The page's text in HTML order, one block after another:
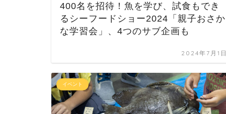
400名を招待！魚を学び、試食もでき
るシーフードショー2024「親子おさか
な学習会」、4つのサブ企画も
2024年7月1日
イベント